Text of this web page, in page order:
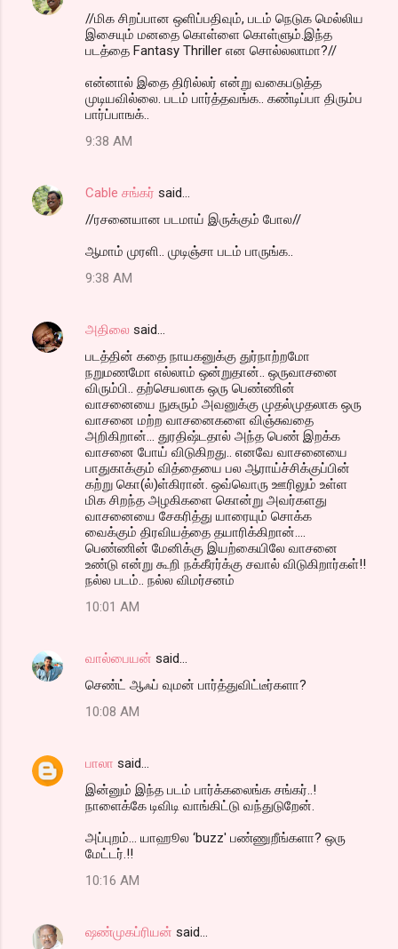
//மிக சிறப்பான ஒளிப்பதிவும், படம் நெடுக மெல்லிய
இசையும் மனதை கொள்ளை கொள்ளும்.இந்த
படத்தை Fantasy Thriller என சொல்லலாமா?//
என்னால் இதை திரில்லர் என்று வகைபடுத்த
முடியவில்லை. படம் பார்த்தவங்க.. கண்டிப்பா திரும்ப
பார்ப்பாஙக்..
9:38 AM
Cable சங்கர் said…
//ரசனையான படமாய் இருக்கும் போல//
ஆமாம் முரளி.. முடிஞ்சா படம் பாருங்க..
9:38 AM
அதிலை said…
படத்தின் கதை நாயகனுக்கு துர்நாற்றமோ
நறுமணமோ எல்லாம் ஒன்றுதான்.. ஒருவாசனை
விரும்பி.. தற்செயலாக ஒரு பெண்ணின்
வாசனையை நுகரும் அவனுக்கு முதல்முதலாக ஒரு
வாசனை மற்ற வாசனைகளை விஞ்சுவதை
அறிகிறான்... துரதிஷ்டதால் அந்த பெண் இறக்க
வாசனை போய் விடுகிறது.. எனவே வாசனையை
பாதுகாக்கும் வித்தையை பல ஆராய்ச்சிக்குப்பின்
கற்று கொ(ல்)ள்கிரான். ஒவ்வொரு ஊரிலும் உள்ள
மிக சிறந்த அழகிகளை கொன்று அவர்களது
வாசனையை சேகரித்து யாரையும் சொக்க
வைக்கும் திரவியத்தை தயாரிக்கிறான்....
பெண்ணின் மேனிக்கு இயற்கையிலே வாசனை
உண்டு என்று கூறி நக்கீரர்க்கு சவால் விடுகிறார்கள்!!
நல்ல படம்.. நல்ல விமர்சனம்
10:01 AM
வால்பையன் said…
செண்ட் ஆஃப் வுமன் பார்த்துவிட்டீர்களா?
10:08 AM
பாலா said…
இன்னும் இந்த படம் பார்க்கலைங்க சங்கர்..!
நாளைக்கே டிவிடி வாங்கிட்டு வந்துடுறேன்.
அப்புறம்... யாஹூல ‘buzz' பண்ணுறீங்களா? ஒரு
மேட்டர்.!!
10:16 AM
ஷண்முகப்ரியன் said…